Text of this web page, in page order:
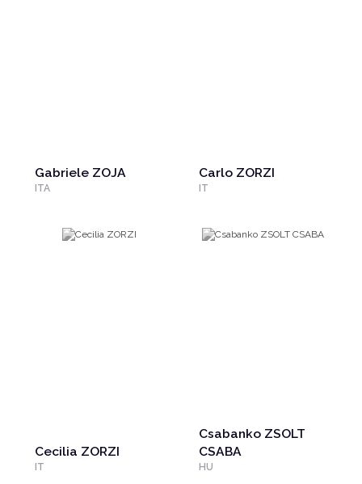
Gabriele ZOJA
ITA
Carlo ZORZI
IT
Cecilia ZORZI
IT
Csabanko ZSOLT
CSABA
HU